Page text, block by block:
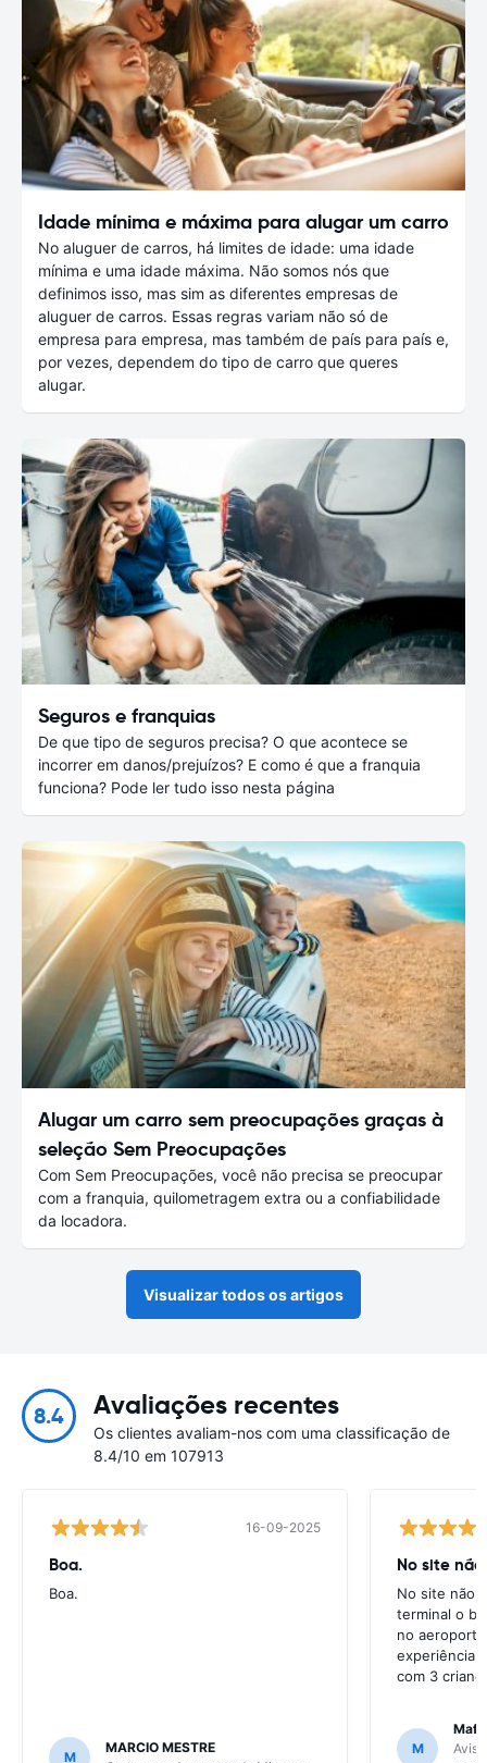
Idade mínima e máxima para alugar um carro
No aluguer de carros, há limites de idade: uma idade
mínima e uma idade máxima. Não somos nós que
definimos isso, mas sim as diferentes empresas de
aluguer de carros. Essas regras variam não só de
empresa para empresa, mas também de país para país e,
por vezes, dependem do tipo de carro que queres
alugar.
Seguros e franquias
De que tipo de seguros precisa? O que acontece se
incorrer em danos/prejuízos? E como é que a franquia
funciona? Pode ler tudo isso nesta página
Alugar um carro sem preocupações graças à
seleção Sem Preocupações
Com Sem Preocupações, você não precisa se preocupar
com a franquia, quilometragem extra ou a confiabilidade
da locadora.
Visualizar todos os artigos
8.4 Avaliações recentes
Os clientes avaliam-nos com uma classificação de
8.4/10 em 107913
16-09-2025
Boa.
Boa.
M
MARCIO MESTRE
No site
No site não
terminal o
no
experiência
com 3
M
Avis